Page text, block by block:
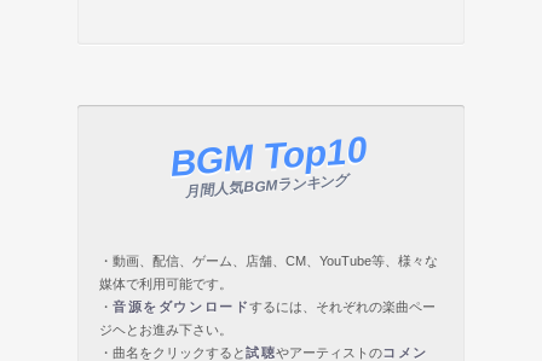
BGM Top10
月間人気BGMランキング
・動画、配信、ゲーム、店舗、CM、YouTube等、様々な
媒体で利用可能です。
・ 音源をダウンロードするには、それぞれの楽曲ペー
ジヘとお進み下さい。
・曲名をクリックすると試聴やアーティストのコメン